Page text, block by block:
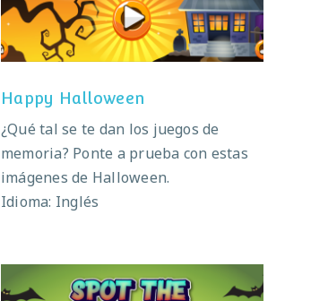
Happy Halloween
¿Qué tal se te dan los juegos de
memoria? Ponte a prueba con estas
imágenes de Halloween.
Idioma: Inglés